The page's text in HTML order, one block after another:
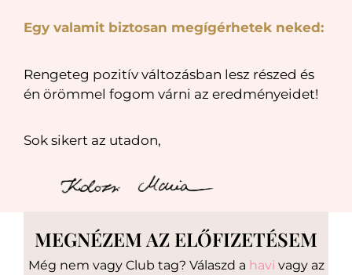
Egy valamit biztosan megígérhetek neked:
Rengeteg pozitív változásban lesz részed és
én örömmel fogom várni az eredményeidet!
Sok sikert az utadon,
MEGNÉZEM AZ ELŐFIZETÉSEM
Még nem vagy Club tag? Válaszd a havi vagy az